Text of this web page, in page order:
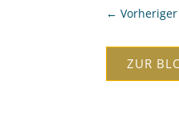
←
ZUR